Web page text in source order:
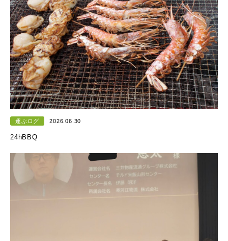
運ぶログ 2026.06.30
24hBBQ